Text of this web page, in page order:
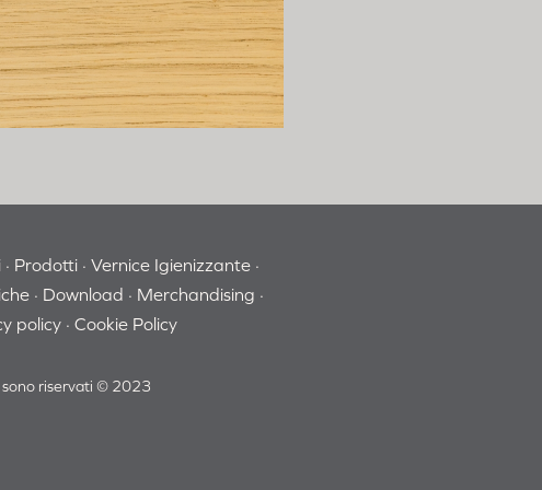
Prodotti
Vernice Igienizzante
Download
Merchandising
policy Cookie Policy
sono riservati © 2023